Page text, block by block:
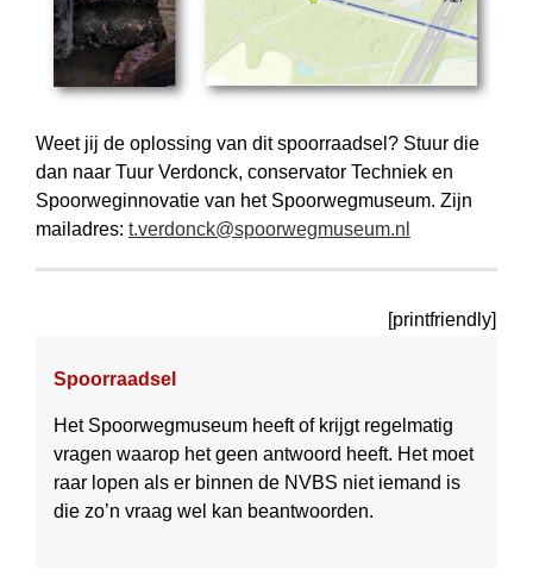
Weet jij de oplossing van dit spoorraadsel? Stuur die
dan naar Tuur Verdonck, conservator Techniek en
Spoorweginnovatie van het Spoorwegmuseum. Zijn
mailadres: t.verdonck@spoorwegmuseum.nl
[printfriendly]
Spoorraadsel
Het Spoorwegmuseum heeft of krijgt regelmatig
vragen waarop het geen antwoord heeft. Het moet
raar lopen als er binnen de NVBS niet iemand is
die zo’n vraag wel kan beantwoor­den.